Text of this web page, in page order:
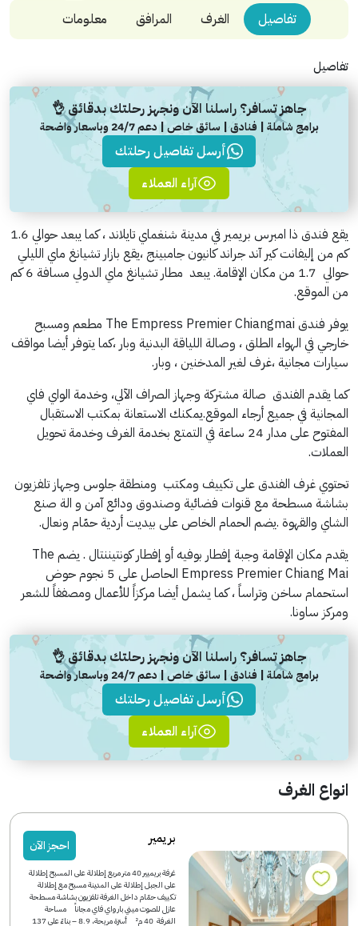
تفاصيل الغرف المرافق معلومات
تفاصيل
جاهز تسافر؟ راسلنا الآن ونجهز رحلتك بدقائق 👌
برامج شاملة | فنادق | سائق خاص | دعم 24/7 وباسعار واضحة
أرسل تفاصيل رحلتك
آراء العملاء
يقع فندق ذا امبرس بريمير في مدينة شنغماي تايلاند ، كما يبعد حوالي 1.6
كم من إليفانت كير آند جراند كانيون جامبينج ،يقع بازار تشيانغ ماي الليلي
حوالي 1.7 من مكان الإقامة. يبعد مطار تشيانغ ماي الدولي مسافة 6 كم
من الموقع.
يوفر فندق The Empress Premier Chiangmai مطعم ومسبح
خارجي في الهواء الطلق ، وصالة اللياقة البدنية وبار ،كما يتوفر أيضا مواقف
سيارات مجانية ،غرف لغير المدخنين ، وبار.
كما يقدم الفندق صالة مشتركة وجهاز الصراف الآلي، وخدمة الواي فاي
المجانية في جميع أرجاء الموقع.يمكنك الاستعانة بمكتب الاستقبال
المفتوح على مدار 24 ساعة في التمتع بخدمة الغرف وخدمة تحويل
العملات.
تحتوي غرف الفندق على تكييف ومكتب ومنطقة جلوس وجهاز تلفزيون
بشاشة مسطحة مع قنوات فضائية وصندوق ودائع آمن و الة صنع
الشاي والقهوة .يضم الحمام الخاص على بيديت أردية حمّام ونعال.
يقدم مكان الإقامة وجبة إفطار بوفيه أو إفطار كونتيننتال . يضم The
Empress Premier Chiang Mai الحاصل على 5 نجوم حوض
استحمام ساخن وتراساً ، كما يشمل أيضا مركزاً للأعمال ومصففاً للشعر
ومركز ساونا.
جاهز تسافر؟ راسلنا الآن ونجهز رحلتك بدقائق 👌
برامج شاملة | فنادق | سائق خاص | دعم 24/7 وباسعار واضحة
أرسل تفاصيل رحلتك
آراء العملاء
انواع الغرف
بريمير احجز الآن
غرفة بريميير 40 متر مربع إطلالة على المسبح إطلالة
على الجبل إطلالة على المدينة مسبح مع إطلالة
تكييف حمّام داخل الغرفة تلفزيون بشاشة مسطحة
عازل للصوت ميني بار واي فاي مجاناً مساحة
الغرفة 40 م² أسرّة مريحة، 8.9 – بناءً على 137